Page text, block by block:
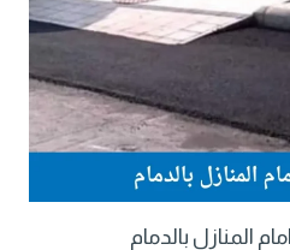
المنازل بالدمام